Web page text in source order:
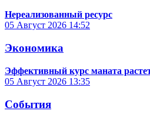
Нереализованный ресурс
05 Август 2026 14:52
Экономика
Эффективный курс маната
05 Август 2026 13:35
События